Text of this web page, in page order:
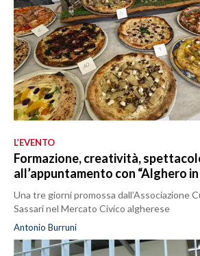
L’EVENTO
Formazione, creatività,
all’appuntamento con “Alghero in
Una tre giorni promossa dall’Associazione
Sassari nel Mercato Civico algherese
Antonio Burruni